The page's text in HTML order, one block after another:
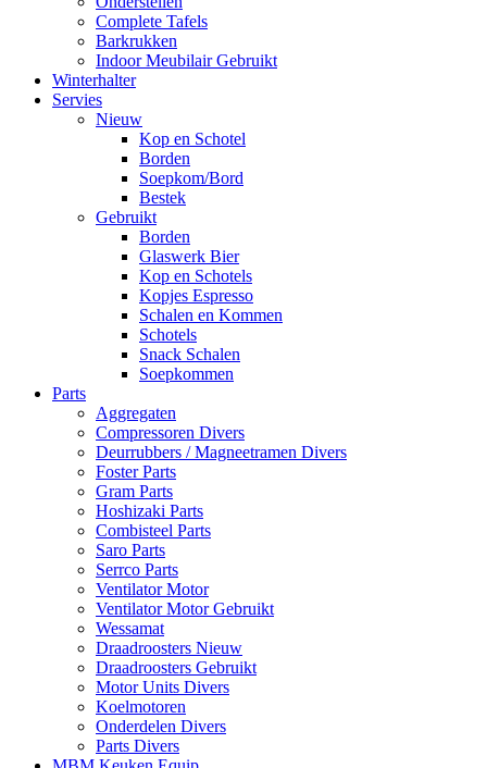
Complete Tafels
Barkrukken
Indoor Meubilair Gebruikt
Winterhalter
Servies
Nieuw
Kop en Schotel
Borden
Soepkom/Bord
Bestek
Gebruikt
Borden
Glaswerk Bier
Kop en Schotels
Kopjes Espresso
Schalen en Kommen
Schotels
Snack Schalen
Soepkommen
Parts
Aggregaten
Compressoren Divers
Deurrubbers / Magneetramen Divers
Foster Parts
Gram Parts
Hoshizaki Parts
Combisteel Parts
Saro Parts
Serrco Parts
Ventilator Motor
Ventilator Motor Gebruikt
Wessamat
Draadroosters Nieuw
Draadroosters Gebruikt
Motor Units Divers
Koelmotoren
Onderdelen Divers
Parts Divers